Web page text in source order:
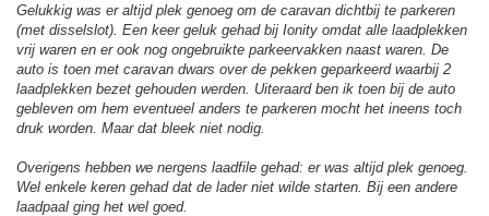
Gelukkig was er altijd plek genoeg om de caravan dichtbij te parkeren
(met disselslot). Een keer geluk gehad bij Ionity omdat alle laadplekken
vrij waren en er ook nog ongebruikte parkeervakken naast waren. De
auto is toen met caravan dwars over de pekken geparkeerd waarbij 2
laadplekken bezet gehouden werden. Uiteraard ben ik toen bij de auto
gebleven om hem eventueel anders te parkeren mocht het ineens toch
druk worden. Maar dat bleek niet nodig.
Overigens hebben we nergens laadfile gehad: er was altijd plek genoeg.
Wel enkele keren gehad dat de lader niet wilde starten. Bij een andere
laadpaal ging het wel goed.